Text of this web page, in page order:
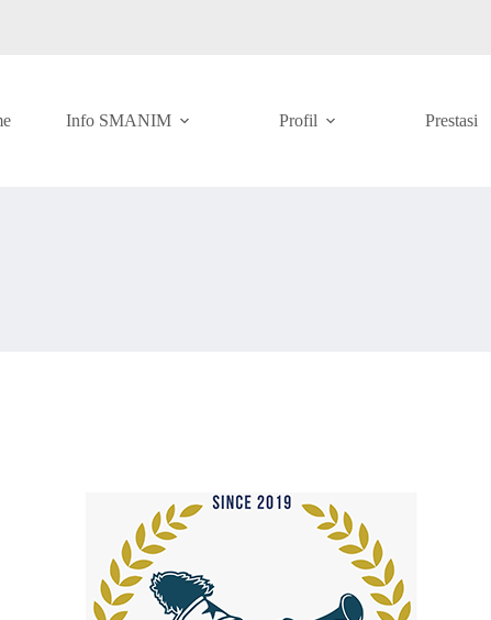
Info SMANIM Profil Prestasi